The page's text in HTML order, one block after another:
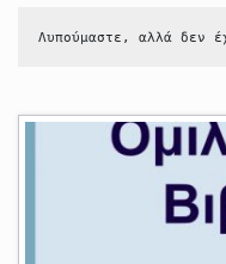
Λυπούμαστε, αλλά δεν